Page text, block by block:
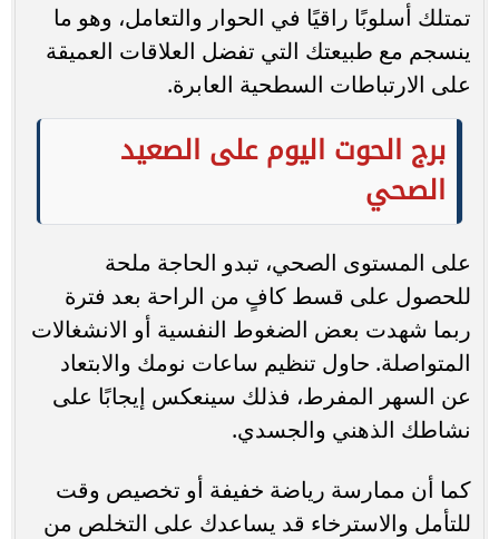
تمتلك أسلوبًا راقيًا في الحوار والتعامل، وهو ما
ينسجم مع طبيعتك التي تفضل العلاقات العميقة
على الارتباطات السطحية العابرة.
برج الحوت اليوم على الصعيد
الصحي
على المستوى الصحي، تبدو الحاجة ملحة
للحصول على قسط كافٍ من الراحة بعد فترة
ربما شهدت بعض الضغوط النفسية أو الانشغالات
المتواصلة. حاول تنظيم ساعات نومك والابتعاد
عن السهر المفرط، فذلك سينعكس إيجابًا على
نشاطك الذهني والجسدي.
كما أن ممارسة رياضة خفيفة أو تخصيص وقت
للتأمل والاسترخاء قد يساعدك على التخلص من